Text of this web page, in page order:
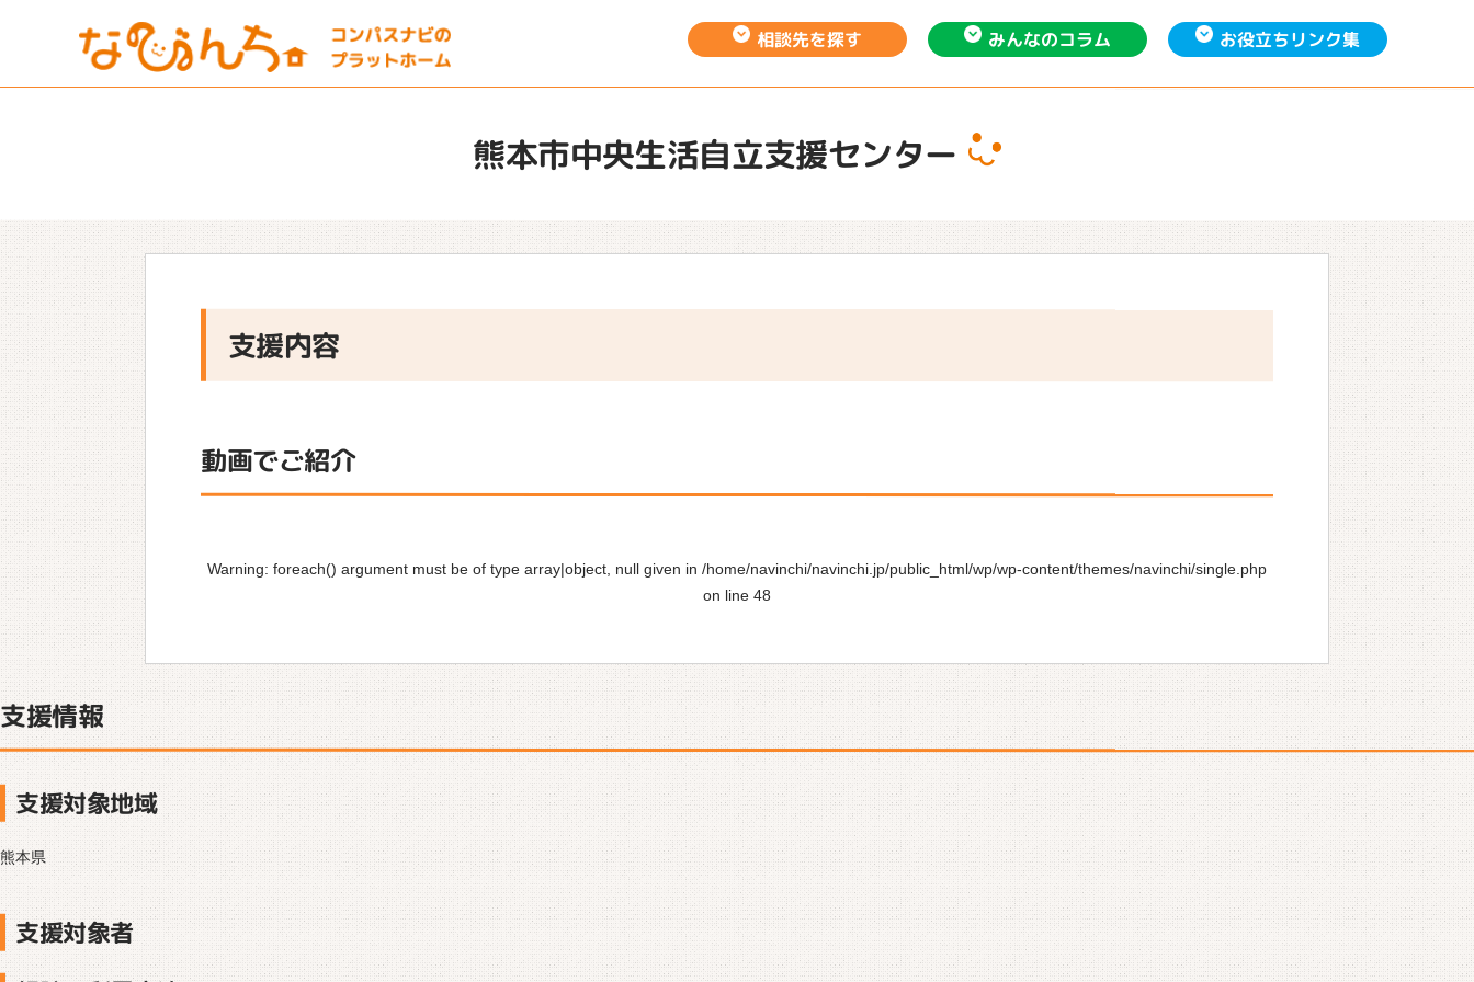
相談先を探す みんなのコラム お役立ちリンク集
熊本市中央生活自立支援センター
支援内容
動画でご紹介
Warning: foreach() argument must be of type array|object, null given in /home/navinchi/navinchi.jp/public_html/wp/wp-content/themes/navinchi/single.php
on line 48
支援情報
支援対象地域
熊本県
支援対象者